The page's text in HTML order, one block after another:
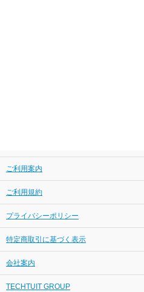
ご利用案内
ご利用規約
プライバシーポリシー
特定商取引に基づく表示
会社案内
TECHTUIT GROUP